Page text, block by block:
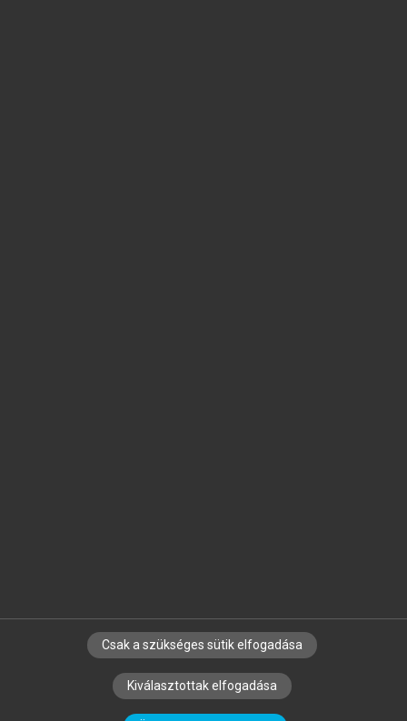
SZERZŐKNEK CÉGEKNEK KÖNYVTÁROSOKNAK
SZERKESZTÉSI ÉS LEKTORÁLÁSI ALAPELVEK
Csak a szükséges sütik elfogadása
Kiválasztottak elfogadása